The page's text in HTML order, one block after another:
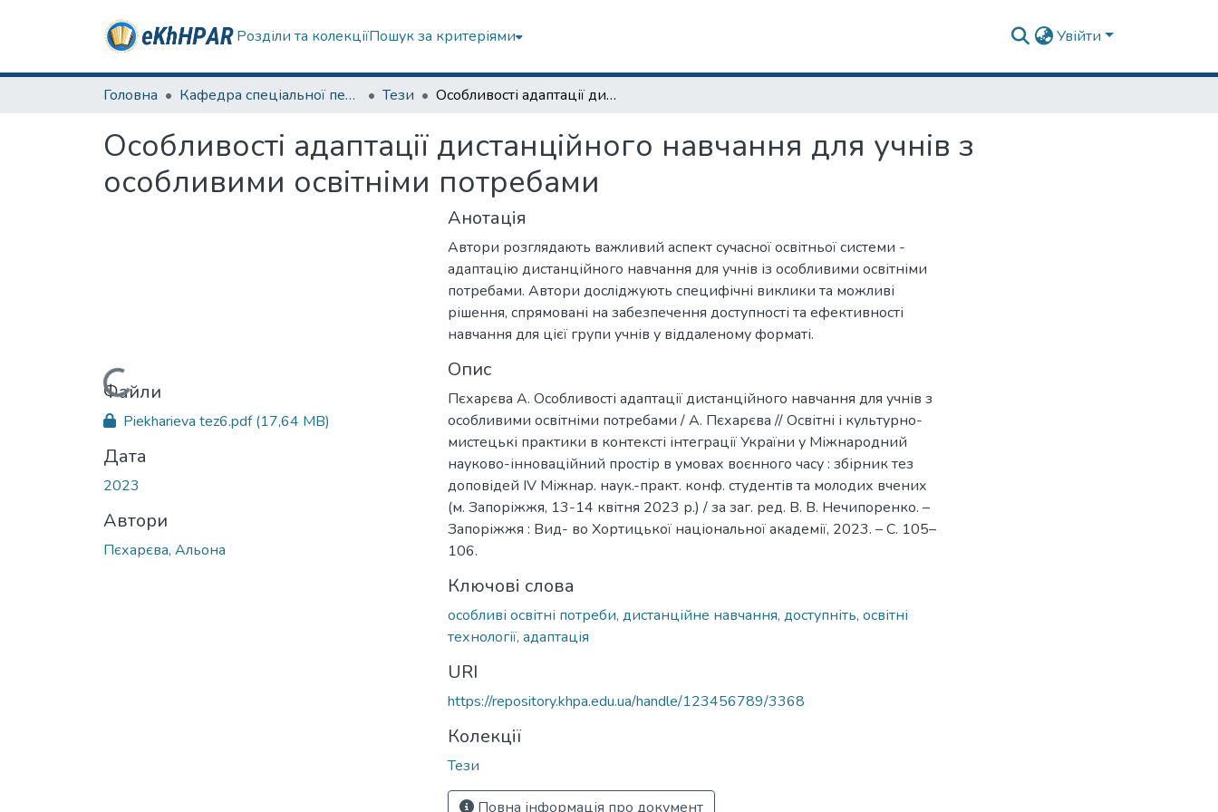
Розділи та колекціїПошук за критеріями Увійти
Головна Кафедра спеціальної педагогіки і психології та інклюзивної освіти Тези Особливості адаптації дистанційного навчання для учнів з особливими освітніми потребами
Особливості адаптації дистанційного навчання для учнів з
особливими освітніми потребами
Вантажиться...
Файли
Piekharieva tez6.pdf(17,64 MB)
Дата
2023
Автори
Пєхарєва, Альона
Анотація
Автори розглядають важливий аспект сучасної освітньої системи -
адаптацію дистанційного навчання для учнів із особливими освітніми
потребами. Автори досліджують специфічні виклики та можливі
рішення, спрямовані на забезпечення доступності та ефективності
навчання для цієї групи учнів у віддаленому форматі.
Опис
Пєхарєва А. Особливості адаптації дистанційного навчання для учнів з
особливими освітніми потребами / А. Пєхарєва // Освітні і культурно-
мистецькі практики в контексті інтеграції України у Міжнародний
науково-інноваційний простір в умовах воєнного часу : збірник тез
доповідей ІV Міжнар. наук.-практ. конф. студентів та молодих вчених
(м. Запоріжжя, 13-14 квітня 2023 р.) / за заг. ред. В. В. Нечипоренко. –
Запоріжжя : Вид- во Хортицької національної академії, 2023. – С. 105–
106.
Ключові слова
особливі освітні потреби, дистанційне навчання, доступніть, освітні
технології, адаптація
URI
https://repository.khpa.edu.ua/handle/123456789/3368
Колекції
Тези
Повна інформація про документ